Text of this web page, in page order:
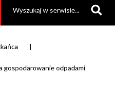
gospodarowanie odpadami